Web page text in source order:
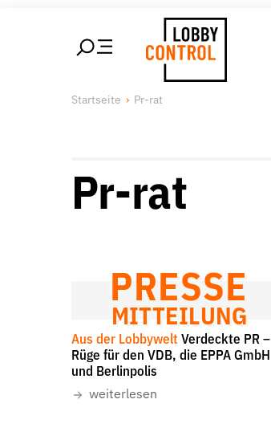
Über uns
Finanzierung
Suche
auf
der
Startseite Pr-rat
Pr-rat
PRESSE
MITTEILUNG
Aus der Lobbywelt Verdeckte PR –
Rüge für den VDB, die EPPA GmbH
und Berlinpolis
weiterlesen